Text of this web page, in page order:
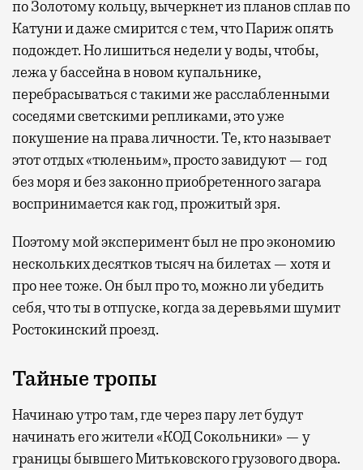
по Золотому кольцу, вычеркнет из планов сплав по
Катуни и даже смирится с тем, что Париж опять
подождет. Но лишиться недели у воды, чтобы,
лежа у бассейна в новом купальнике,
перебрасываться с такими же расслабленными
соседями светскими репликами, это уже
покушение на права личности. Те, кто называет
этот отдых «тюленьим», просто завидуют — год
без моря и без законно приобретенного загара
воспринимается как год, прожитый зря.
Поэтому мой эксперимент был не про экономию
нескольких десятков тысяч на билетах — хотя и
про нее тоже. Он был про то, можно ли убедить
себя, что ты в отпуске, когда за деревьями шумит
Ростокинский проезд.
Тайные тропы
Начинаю утро там, где через пару лет будут
начинать его жители «КОД Сокольники» — у
границы бывшего Митьковского грузового двора.